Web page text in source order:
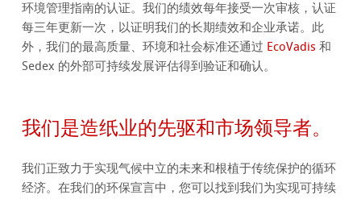
环境管理指南的认证。我们的绩效每年接受一次审核，认证
每三年更新一次，以证明我们的长期绩效和企业承诺。此
外，我们的最高质量、环境和社会标准还通过 EcoVadis 和
Sedex 的外部可持续发展评估得到验证和确认。
我们是造纸业的先驱和市场领导者。
我们正致力于实现气候中立的未来和根植于传统保护的循环
经济。在我们的环保宣言中，您可以找到我们为实现可持续